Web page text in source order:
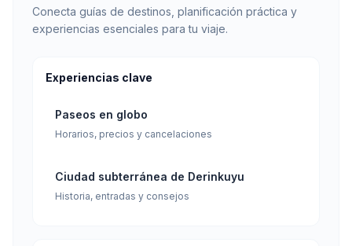
Conecta guías de destinos, planificación práctica y
experiencias esenciales para tu viaje.
Experiencias clave
Paseos en globo
Horarios, precios y cancelaciones
Ciudad subterránea de Derinkuyu
Historia, entradas y consejos